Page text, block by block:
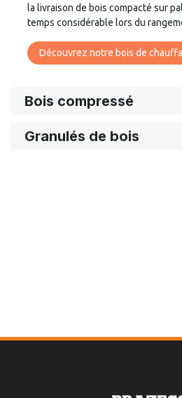
la livraison de bois compacté sur
temps considérable lors du
Découvrez notre bois de
Bois compressé
Granulés de bois